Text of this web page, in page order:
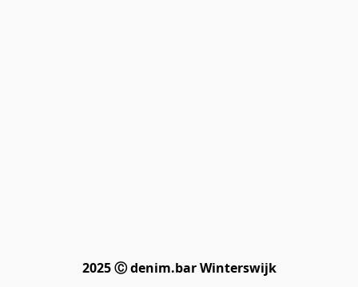
2025 Ⓒ denim.bar Winterswijk